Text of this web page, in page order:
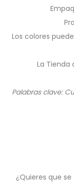
Los colores
La Tienda
Palabras clave:
¿Quieres que